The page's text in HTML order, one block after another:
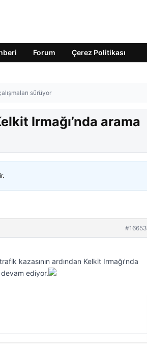
Forum Çerez Politikası
sürüyor
Irmağı’nda arama
#16653
kazasının ardından Kelkit Irmağı’nda
ediyor.